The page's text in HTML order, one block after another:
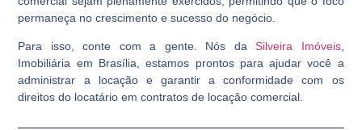
permaneça no crescimento e sucesso do negócio.
Para isso, conte com a gente. Nós daSilveira Imóveis,
Imobiliária em Brasília, estamos prontos para ajudar você a
administrar a locação e garantir a conformidade com os
direitos do locatário em contratos de locação comercial.